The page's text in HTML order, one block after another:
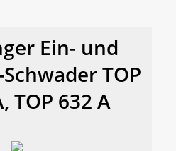
Ein- und
TOP
TOP 632 A